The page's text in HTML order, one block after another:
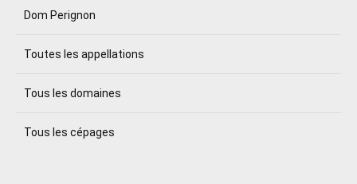
Dom Perignon
Toutes les appellations
Tous les domaines
Tous les cépages